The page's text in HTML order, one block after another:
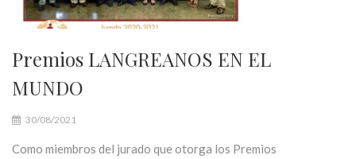
Premios LANGREANOS EN EL
MUNDO
30/08/2021
Como miembros del jurado que otorga los Premios